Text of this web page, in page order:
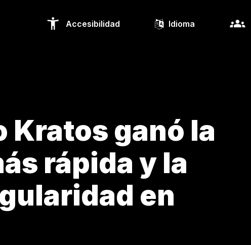
Accesibilidad Idioma
Kratos ganó la
rápida y la
en